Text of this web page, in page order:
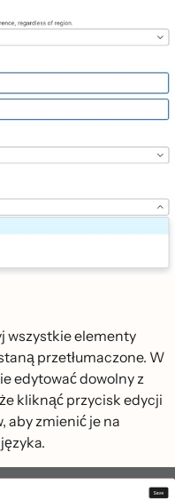
wszystkie elementy
przetłumaczone. W
edytować dowolny z
kliknąć przycisk edycji
aby zmienić je na